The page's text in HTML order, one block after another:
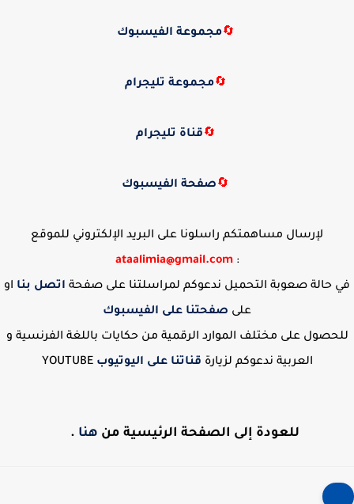
🔄مجموعة الفيسبوك
🔄مجموعة تليجرام
🔄قناة تليجرام
🔄صفحة الفيسبوك
لإرسال مساهمتكم راسلونا على البريد الإلكتروني للموقع
:
ataalimia@gmail.com
في حالة صعوبة التحميل ندعوكم لمراسلتنا على صفحة اتصل بنا او
على صفحتنا على الفيسبوك
للحصول على مختلف الموارد الرقمية من حكايات باللغة الفرنسية و
العربية ندعوكم لزيارة قناتنا على اليوتيوب YOUTUBE
للعودة إلى الصفحة الرئيسية من هنا .